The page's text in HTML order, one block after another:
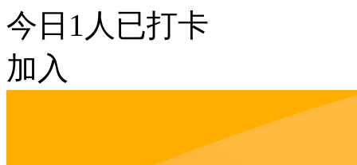
今日 1 人已打卡
加入